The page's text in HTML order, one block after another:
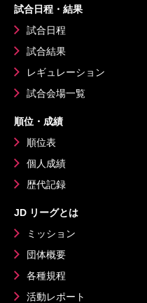
試合日程・結果
試合日程
試合結果
レギュレーション
試合会場一覧
順位・成績
順位表
個人成績
歴代記録
JD リーグとは
ミッション
団体概要
各種規程
活動レポート